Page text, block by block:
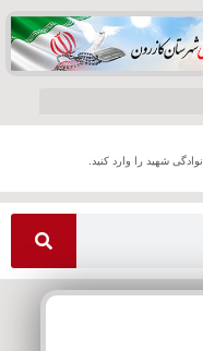
شهید را وارد کنید.